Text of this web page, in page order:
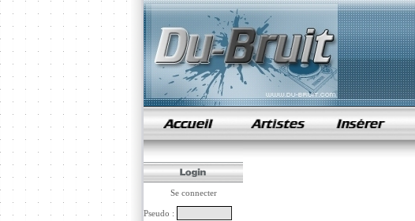
samples de rap
Se connecter
Pseudo :